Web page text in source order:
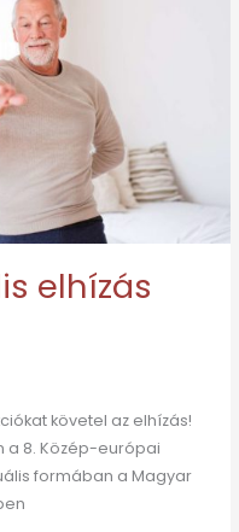
elhízás
követel az elhízás!
8. Közép-európai
formában a Magyar